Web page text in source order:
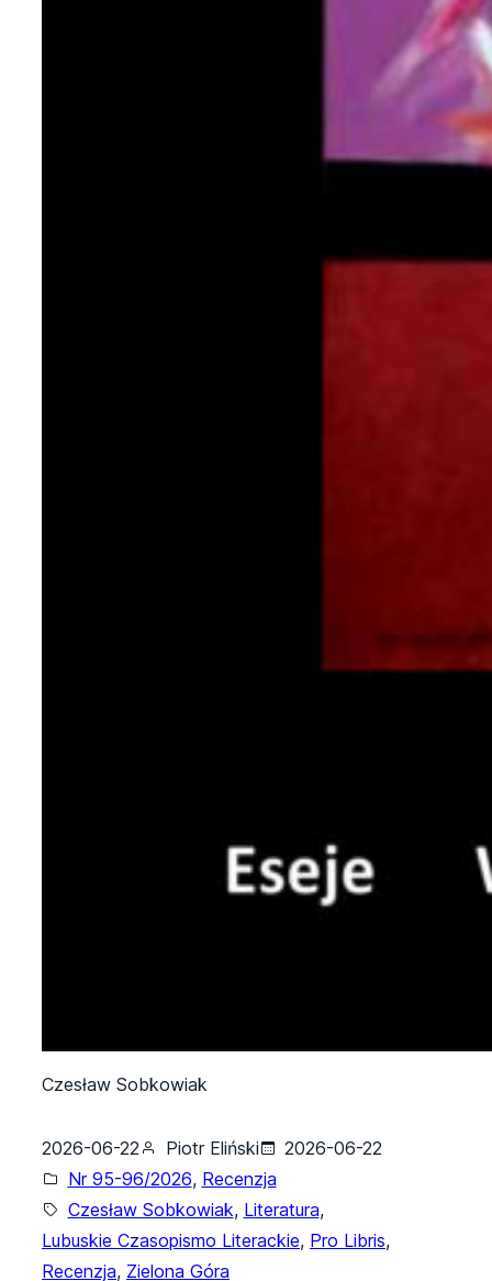
Czesław Sobkowiak
2026-06-22 Piotr Eliński
2026-06-22
Nr 95-96/2026, Recenzja
Czesław Sobkowiak, Literatura,
Lubuskie Czasopismo Literackie, Pro Libris,
Recenzja, Zielona Góra